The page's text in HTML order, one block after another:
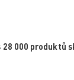
28 000 produktů